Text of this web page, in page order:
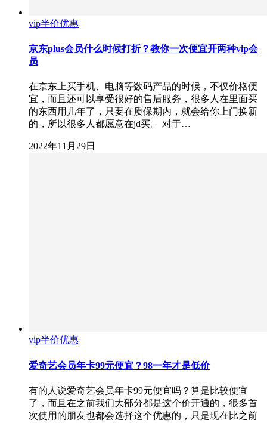
vip半价优惠
京东plus会员什么时候打折？教你一次便宜开两种vip会
员
在京东上买手机、电脑等数码产品的时候，不仅价格便
宜，而且还可以享受很好的售后服务，很多人在里面买
的东西用几年了，只要在质保期内，就会给你上门换新
的，所以很多人都愿意在jd买。 对于…
2022年11月29日
vip半价优惠
爱奇艺会员年卡99元便宜？98一年才是低价
有的人说爱奇艺会员年卡99元便宜吗？算是比较便宜
了，而且在之前我们大部分都是这个价开通的，很多首
次使用的朋友也都会选择这个优惠的，只是现在比之前